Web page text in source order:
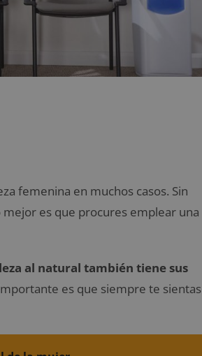
femenina en muchos casos. Sin
mejor es que procures emplear una
al natural también tiene sus
es que siempre te sientas